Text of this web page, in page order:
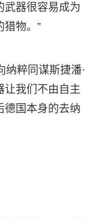
武器很容易成为
猎物。”
纳粹同谋斯捷潘·
让我们不由自主
国本身的去纳